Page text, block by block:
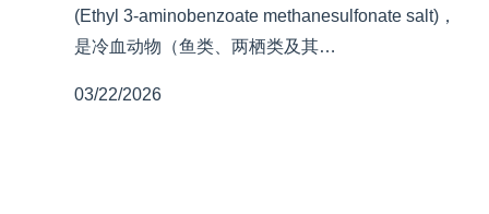
(Ethyl 3-aminobenzoate methanesulfonate salt)，
是冷血动物（鱼类、两栖类及其…
03/22/2026